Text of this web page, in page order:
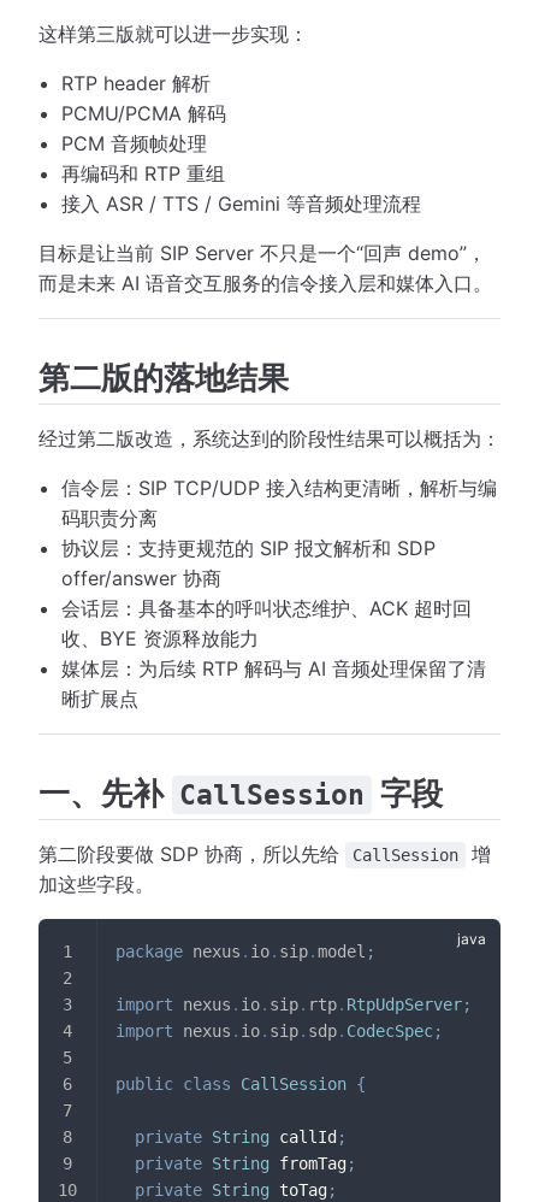
这样第三版就可以进一步实现：
RTP header 解析
PCMU/PCMA 解码
PCM 音频帧处理
再编码和 RTP 重组
接入 ASR / TTS / Gemini 等音频处理流程
目标是让当前 SIP Server 不只是一个“回声 demo”，
而是未来 AI 语音交互服务的信令接入层和媒体入口。
第二版的落地结果
经过第二版改造，系统达到的阶段性结果可以概括为：
信令层：SIP TCP/UDP 接入结构更清晰，解析与编
码职责分离
协议层：支持更规范的 SIP 报文解析和 SDP
offer/answer 协商
会话层：具备基本的呼叫状态维护、ACK 超时回
收、BYE 资源释放能力
媒体层：为后续 RTP 解码与 AI 音频处理保留了清
晰扩展点
一、先补 CallSession 字段
第二阶段要做 SDP 协商，所以先给 CallSession
增
加这些字段。
package nexus . io. sip.model ;
import nexus . io. sip. rtp. RtpUdpServer;
import
nexus . io. sip. sdp. CodecSpec;
public class CallSession {
private String callId ;
private String fromTag;
private String toTag;